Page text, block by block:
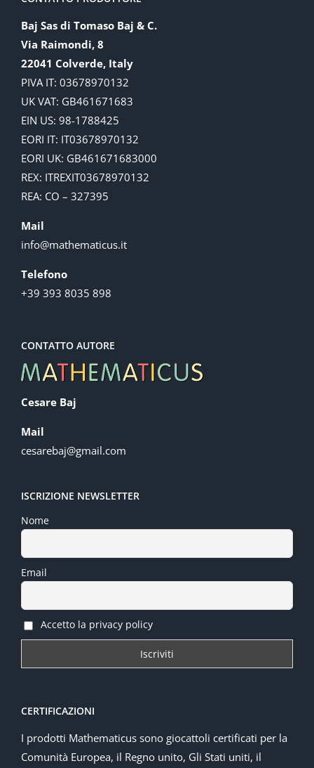
Baj Sas di Tomaso Baj & C.
Via Raimondi, 8
22041 Colverde, Italy
PIVA IT: 03678970132
UK VAT: GB461671683
EIN US: 98-1788425
EORI IT: IT03678970132
EORI UK: GB461671683000
REX: ITREXIT03678970132
REA: CO – 327395
Mail
info@mathematicus.it
Telefono
+39 393 8035 898
CONTATTO AUTORE
Cesare Baj
Mail
cesarebaj@gmail.com
ISCRIZIONE NEWSLETTER
Nome
Email
Accetto la privacy policy
CERTIFICAZIONI
I prodotti Mathematicus sono giocattoli certificati per la
Comunità Europea, il Regno unito, Gli Stati uniti, il